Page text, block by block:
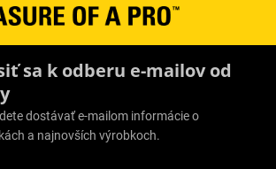
sa k odberu e-mailov od
dostávať e-mailom informácie o
a najnovších výrobkoch.